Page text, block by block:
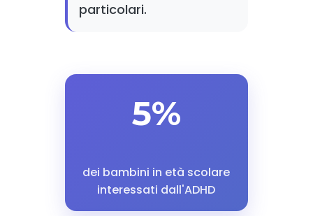
particolari.
5%
dei bambini in età scolare
interessati dall'ADHD